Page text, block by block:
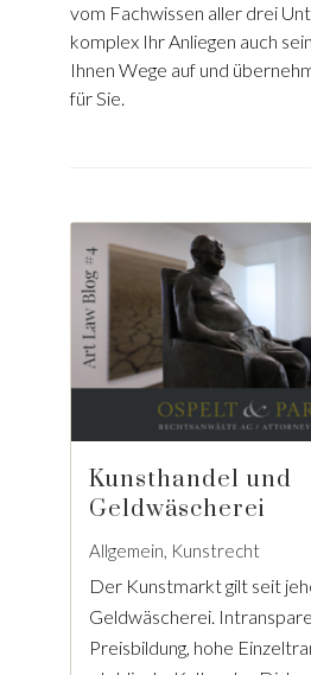
vom Fachwissen aller drei
komplex Ihr Anliegen auch
Ihnen Wege auf und
für Sie.
Kunsthandel und
Geldwäscherei
Allgemein, Kunstrecht
Der Kunstmarkt gilt seit
Geldwäscherei.
Preisbildung, hohe